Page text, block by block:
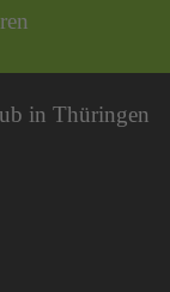
in Thüringen